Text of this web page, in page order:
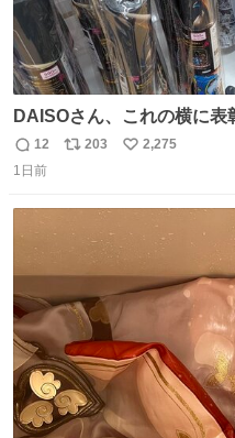
DAISOさん、これの横に
売れますのでご検討下さい
返
信
12
リ
203
い
2,275
1日前